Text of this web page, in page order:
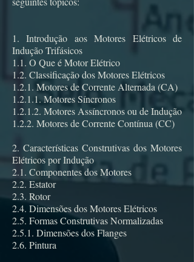
1. Introdução aos Motores Elétricos de
Indução Trifásicos
1.1. O Que é Motor Elétrico
1.2. Classificação dos Motores Elétricos
1.2.1. Motores de Corrente Alternada (CA)
1.2.1.1. Motores Síncronos
1.2.1.2. Motores Assíncronos ou de Indução
1.2.2. Motores de Corrente Contínua (CC)
2. Características Construtivas dos Motores
Elétricos por Indução
2.1. Componentes dos Motores
2.2. Estator
2.3. Rotor
2.4. Dimensões dos Motores Elétricos
2.5. Formas Construtivas Normalizadas
2.5.1. Dimensões dos Flanges
2.6. Pintura